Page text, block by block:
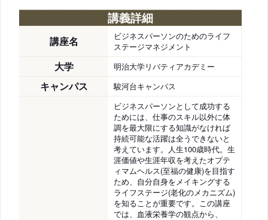
講義詳細
講座名
ビジネスパーソンのためのライフ
ステージマネジメント
大学 明治大学リバティアカデミー
キャンパス 駿河台キャンパス
ビジネスパーソンとして成功する
ためには、仕事のスキル以外に体
調を最大限にする知識がなければ
持続可能な活躍は全うできないと
考えています。人生100歳時代。生
涯価値や生涯年収を考えたオプテ
ィマムヘルス(至福の健康)を目指す
ため、自分自身をメイキングする
ライフステージ(老化のメカニズム)
を知ることが重要です。この講座
では、血液栄養学の観点から、